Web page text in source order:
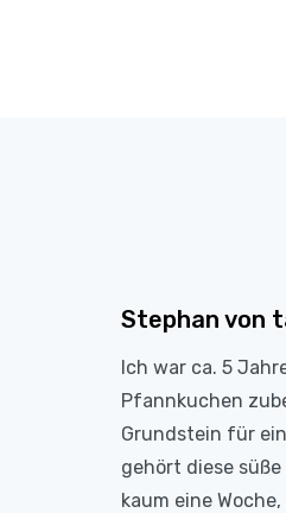
Stephan von
Ich war ca. 5
Pfannkuchen
Grundstein für
gehört diese
kaum eine